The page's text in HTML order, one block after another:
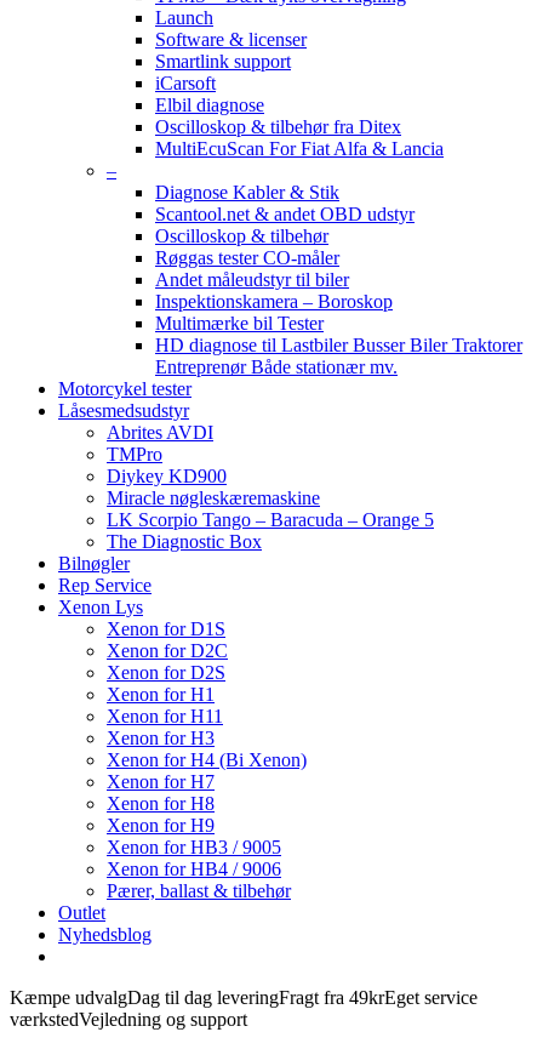
Launch
Software & licenser
Smartlink support
iCarsoft
Elbil diagnose
Oscilloskop & tilbehør fra Ditex
MultiEcuScan For Fiat Alfa & Lancia
–
Diagnose Kabler & Stik
Scantool.net & andet OBD udstyr
Oscilloskop & tilbehør
Røggas tester CO-måler
Andet måleudstyr til biler
Inspektionskamera – Boroskop
Multimærke bil Tester
HD diagnose til Lastbiler Busser Biler Traktorer
Entreprenør Både stationær mv.
Motorcykel tester
Låsesmedsudstyr
Abrites AVDI
TMPro
Diykey KD900
Miracle nøgleskæremaskine
LK Scorpio Tango – Baracuda – Orange 5
The Diagnostic Box
Bilnøgler
Rep Service
Xenon Lys
Xenon for D1S
Xenon for D2C
Xenon for D2S
Xenon for H1
Xenon for H11
Xenon for H3
Xenon for H4 (Bi Xenon)
Xenon for H7
Xenon for H8
Xenon for H9
Xenon for HB3 / 9005
Xenon for HB4 / 9006
Pærer, ballast & tilbehør
Outlet
Nyhedsblog
Kæmpe udvalgDag til dag leveringFragt fra 49krEget service
værkstedVejledning og support